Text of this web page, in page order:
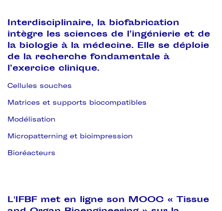
Interdisciplinaire, la biofabrication
intègre les sciences de l’ingénierie et de
la biologie à la médecine. Elle se déploie
de la recherche fondamentale à
l’exercice clinique.
Cellules souches
Matrices et supports biocompatibles
Modélisation
Micropatterning et bioimpression
Bioréacteurs
L'IFBF met en ligne son MOOC « Tissue